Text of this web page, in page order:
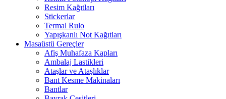
Resim Kağıtları
Stickerlar
Termal Rulo
Yapışkanlı Not Kağıtları
Masaüstü Gereçler
Afiş Muhafaza Kapları
Ambalaj Lastikleri
Ataşlar ve Ataşlıklar
Bant Kesme Makinaları
Bantlar